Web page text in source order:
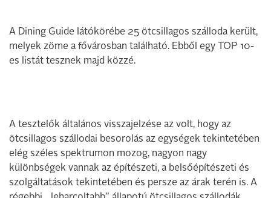
A Dining Guide látókörébe 25 ötcsillagos szálloda került,
melyek zöme a fővárosban található. Ebből egy TOP 10-
es listát tesznek majd közzé.
A tesztelők általános visszajelzése az volt, hogy az
ötcsillagos szállodai besorolás az egységek tekintetében
elég széles spektrumon mozog, nagyon nagy
különbségek vannak az építészeti, a belsőépítészeti és
szolgáltatások tekintetében és persze az árak terén is. A